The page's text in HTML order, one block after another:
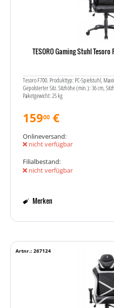
TESORO Gaming Stuhl
Tesoro F700. Produkttyp: PC-Spielstuhl,
Gepolsterter Sitz. Sitzhöhe (min.): 36 cm,
Paketgewicht: 25 kg
15900 €
Onlineversand:
nicht verfügbar
Filialbestand:
nicht verfügbar
Merken
Artnr.: 267124